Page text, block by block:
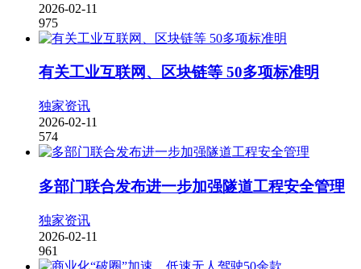
2026-02-11
975
有关工业互联网、区块链等 50多项标准明
独家资讯
2026-02-11
574
多部门联合发布进一步加强隧道工程安全管理
独家资讯
2026-02-11
961